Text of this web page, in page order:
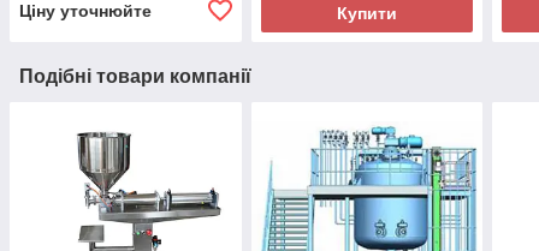
Ціну уточнюйте Купити
Подібні товари компанії